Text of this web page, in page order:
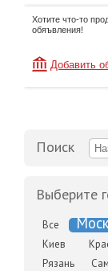
Хотите что-то
обяъвления!
Добавить
Поиск
Выберите
Все
Киев
Рязань